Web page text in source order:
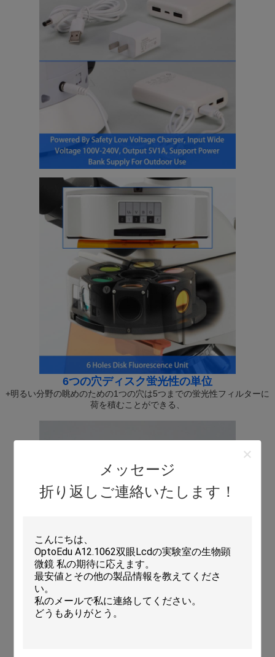
メッセージ
折り返しご連絡いたします！
6つの穴ディスク蛍光性の単位
+明るい分野の眺めのための1つの穴は5つまでの蛍光性フィルターに
荷を積むことができる、